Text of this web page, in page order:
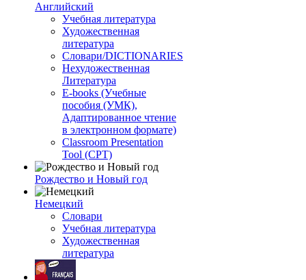
Английский
Учебная литература
Художественная
литература
Словари/DICTIONARIES
Нехудожественная
Литература
E-books (Учебные
пособия (УМК),
Адаптированное чтение
в электронном формате)
Classroom Presentation
Tool (CPT)
Рождество и Новый год
Немецкий
Словари
Учебная литература
Художественная
литература